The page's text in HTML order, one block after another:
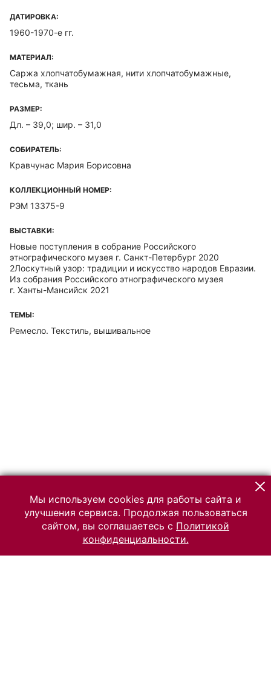
ДАТИРОВКА:
1960-1970-е гг.
МАТЕРИАЛ:
Саржа хлопчатобумажная, нити хлопчатобумажные,
тесьма, ткань
РАЗМЕР:
Дл. – 39,0; шир. – 31,0
СОБИРАТЕЛЬ:
Кравчунас Мария Борисовна
КОЛЛЕКЦИОННЫЙ НОМЕР:
РЭМ 13375-9
ВЫСТАВКИ:
Новые поступления в собрание Российского
этнографического музея г. Санкт-Петербург 2020
2Лоскутный узор: традиции и искусство народов Евразии.
Из собрания Российского этнографического музея
г. Ханты-Мансийск 2021
ТЕМЫ:
Ремесло. Текстиль, вышивальное
Мы используем cookies для работы сайта и
улучшения сервиса. Продолжая пользоваться
сайтом, вы соглашаетесь с Политикой
конфиденциальности.